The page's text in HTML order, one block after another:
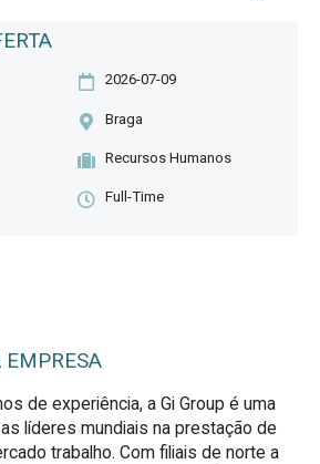
2026-07-09
Braga
Recursos Humanos
Full-Time
EMPRESA
de experiência, a Gi Group é uma
líderes mundiais na prestação de
trabalho. Com filiais de norte a